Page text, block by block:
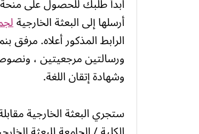
أرسلها إلى البعثة الخارجية
الرابط المذكور أعلاه.
ورسالتين مرجعيتين ، ونصوص
وشهادة إتقان اللغة.
ستجري البعثة الخارجية